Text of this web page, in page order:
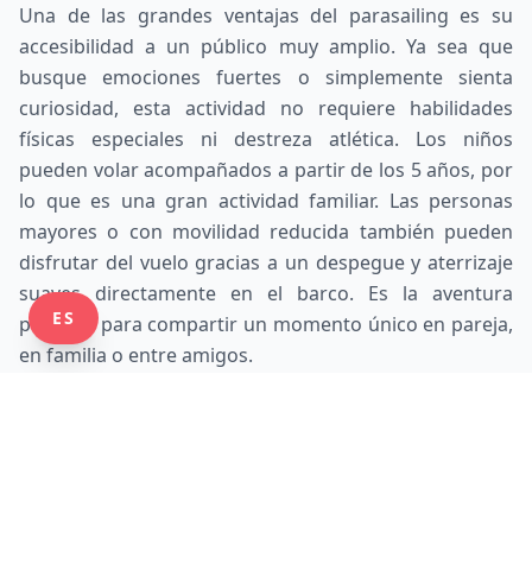
Una de las grandes ventajas del parasailing es su
accesibilidad a un público muy amplio. Ya sea que
busque emociones fuertes o simplemente sienta
curiosidad, esta actividad no requiere habilidades
físicas especiales ni destreza atlética. Los niños
pueden volar acompañados a partir de los 5 años, por
lo que es una gran actividad familiar. Las personas
mayores o con movilidad reducida también pueden
disfrutar del vuelo gracias a un despegue y aterrizaje
suaves directamente en el barco. Es la aventura
perfecta para compartir un momento único en pareja,
en familia o entre amigos.
ES